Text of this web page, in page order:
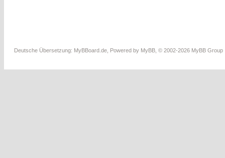
Deutsche Übersetzung: MyBBoard.de , Powered by MyBB , © 2002-2026 MyBB Group